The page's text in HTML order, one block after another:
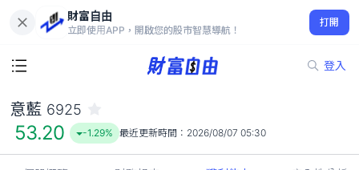
財富自由
立即使用APP，開啟您的股市智慧導航！
打開
登入
53.20
-1.29%
意藍 6925
53.20 -1.29% 最近更新時間： 2026/08/07 05:30